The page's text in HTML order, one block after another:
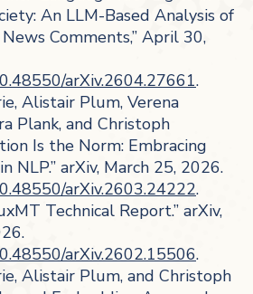
An LLM-Based Analysis of
Comments,” April 30,
arXiv.2604.27661.
Alistair Plum, Verena
Plank, and Christoph
Is the Norm: Embracing
NLP.” arXiv, March 25, 2026.
arXiv.2603.24222.
Technical Report.” arXiv,
arXiv.2602.15506.
Alistair Plum, and Christoph